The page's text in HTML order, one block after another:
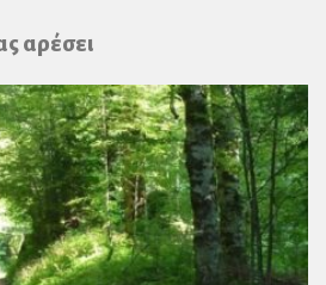
Plus
αρέσει